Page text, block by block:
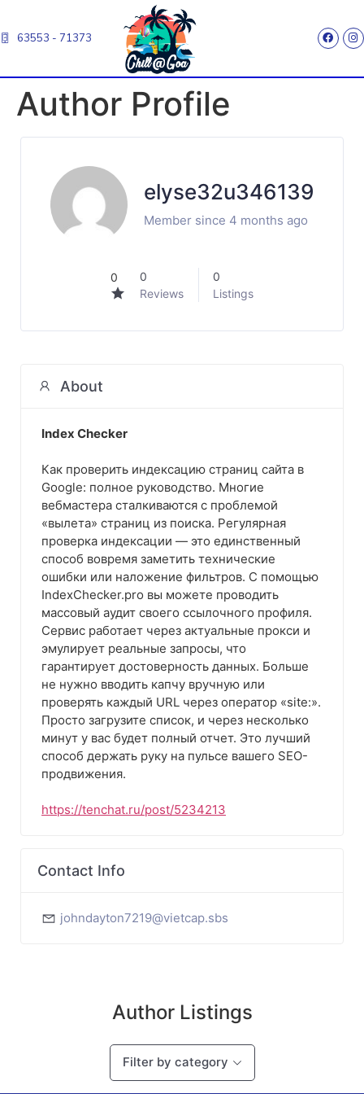
63553 - 71373
Author Profile
elyse32u346139
Member since 4 months ago
0
0
Reviews
0
Listings
About
Index Checker
Как проверить индексацию страниц сайта в
Google: полное руководство. Многие
вебмастера сталкиваются с проблемой
«вылета» страниц из поиска. Регулярная
проверка индексации — это единственный
способ вовремя заметить технические
ошибки или наложение фильтров. С помощью
IndexChecker.pro вы можете проводить
массовый аудит своего ссылочного профиля.
Сервис работает через актуальные прокси и
эмулирует реальные запросы, что
гарантирует достоверность данных. Больше
не нужно вводить капчу вручную или
проверять каждый URL через оператор «site:».
Просто загрузите список, и через несколько
минут у вас будет полный отчет. Это лучший
способ держать руку на пульсе вашего SEO-
продвижения.
https://tenchat.ru/post/5234213
Contact Info
johndayton7219@vietcap.sbs
Author Listings
Filter by category